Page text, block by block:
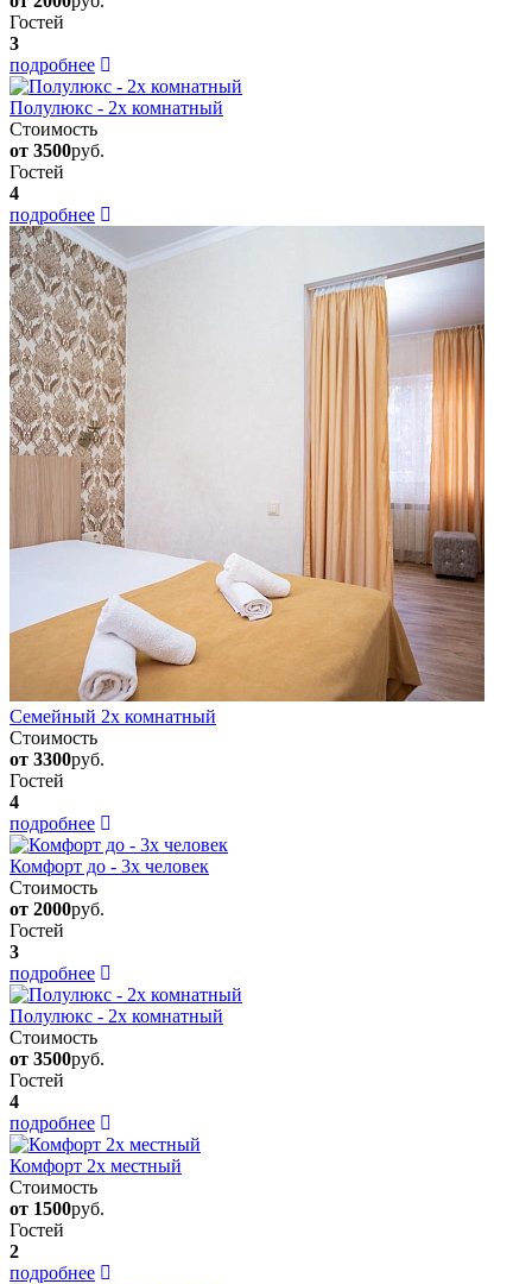
Гостей
3
подробнее
Полулюкс - 2х комнатный
Стоимость
от 3500руб.
Гостей
4
подробнее
Семейный 2х комнатный
Стоимость
от 3300руб.
Гостей
4
подробнее
Комфорт до - 3х человек
Стоимость
от 2000руб.
Гостей
3
подробнее
Полулюкс - 2х комнатный
Стоимость
от 3500руб.
Гостей
4
подробнее
Комфорт 2х местный
Стоимость
от 1500руб.
Гостей
2
подробнее